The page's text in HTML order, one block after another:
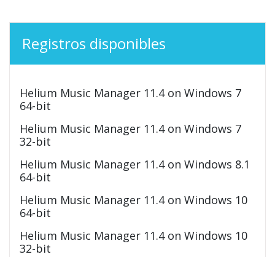
Registros disponibles
Helium Music Manager 11.4 on Windows 7
64-bit
Helium Music Manager 11.4 on Windows 7
32-bit
Helium Music Manager 11.4 on Windows 8.1
64-bit
Helium Music Manager 11.4 on Windows 10
64-bit
Helium Music Manager 11.4 on Windows 10
32-bit